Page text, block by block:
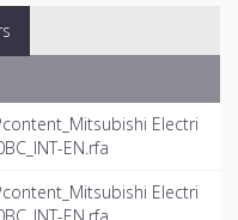
Electri
EN.rfa
Electri